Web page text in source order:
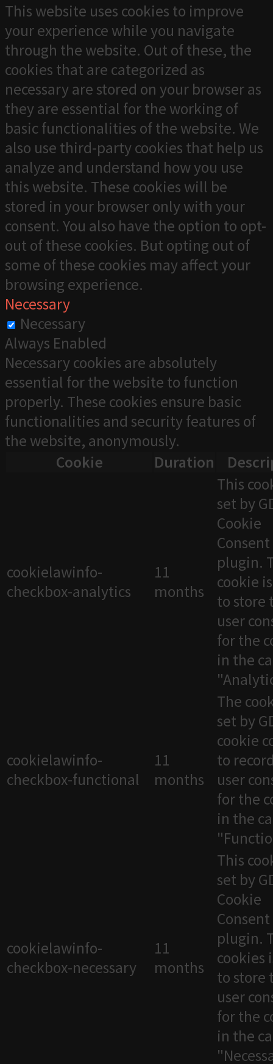
This website uses cookies to improve
your experience while you navigate
through the website. Out of these, the
cookies that are categorized as
necessary are stored on your browser as
they are essential for the working of
basic functionalities of the website. We
also use third-party cookies that help us
analyze and understand how you use
this website. These cookies will be
stored in your browser only with your
consent. You also have the option to opt-
out of these cookies. But opting out of
some of these cookies may affect your
browsing experience.
Necessary
Necessary
Always Enabled
Necessary cookies are absolutely
essential for the website to function
properly. These cookies ensure basic
functionalities and security features of
the website, anonymously.
Cookie
Duration
cookielawinfo-
checkbox-analytics
11
months
This
set by
Cookie
Consent
plugin.
cookie
to store
user
for the
in the
cookielawinfo-
checkbox-functional
11
months
The
set by
cookie
to
user
for the
in the
cookielawinfo-
checkbox-necessary
11
months
This
set by
Cookie
Consent
plugin.
cookies
to store
user
for the
in the